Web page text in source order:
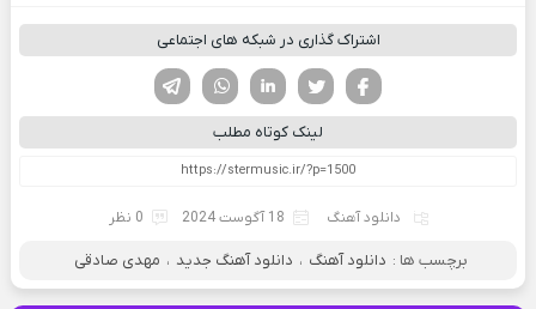
اشتراک گذاری در شبکه های اجتماعی
لینکدین تویتر
فیسوک
لینک کوتاه مطلب
دانلود آهنگ 18 آگوست 2024 0 نظر
برچسب ها : دانلود آهنگ ، دانلود آهنگ جدید ، مهدی صادقی